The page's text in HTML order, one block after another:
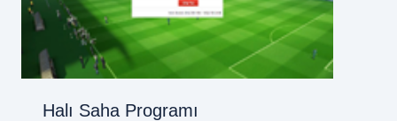
Halı Saha Programı